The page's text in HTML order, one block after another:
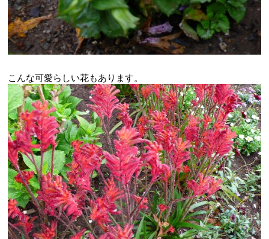
こんな可愛らしい花もあります。